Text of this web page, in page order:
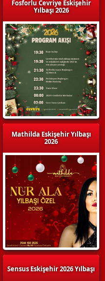
Fosforlu Cevriye Eskişehir
Yılbaşı 2026
Mathilda Eskişehir Yılbaşı
2026
Sensus Eskişehir 2026 Yılbaşı